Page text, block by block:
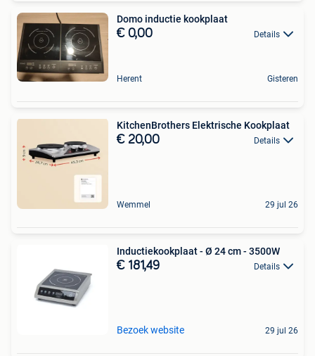
Domo inductie kookplaat
€ 0,00 Details
Herent Gisteren
KitchenBrothers Elektrische Kookplaat
€ 20,00 Details
Wemmel 29 jul 26
Inductiekookplaat - Ø 24 cm - 3500W
€ 181,49 Details
Bezoek website 29 jul 26